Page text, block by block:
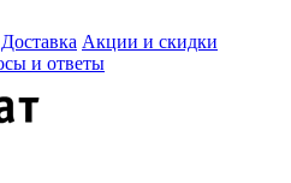
Доставка Акции и скидки
и ответы